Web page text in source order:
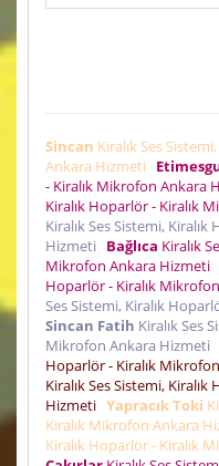
Sincan Kiralık Ses
Ankara Hizmeti
- Kiralık Mikrofon Ankara
Kiralık Hoparlör - Kiralık
Kiralık Ses Sistemi,
Hizmeti
Bağlıca Kiralık
Mikrofon Ankara Hizmeti
Hoparlör - Kiralık
Ses Sistemi, Kiralık
Sincan Fatih Kiralık Ses
Mikrofon Ankara Hizmeti
Hoparlör - Kiralık
Kiralık Ses Sistemi,
Hizmeti Yapracık Toki
Kiralık Mikrofon Ankara
Kiralık Hoparlör - Kiralık